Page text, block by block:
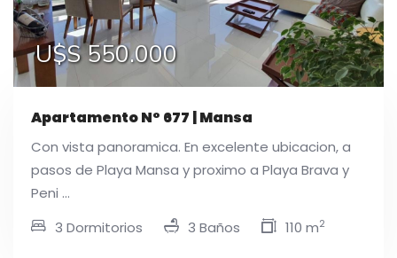
U$S 550.000
Apartamento N° 677 | Mansa
Con vista panoramica. En excelente ubicacion, a
pasos de Playa Mansa y proximo a Playa Brava y
Peni ...
3 Dormitorios
3 Baños 110 m2